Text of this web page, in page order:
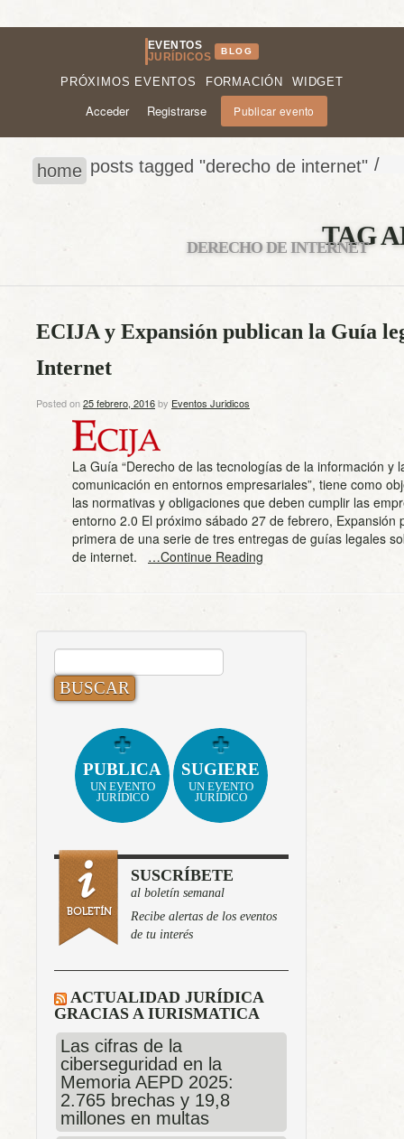
EVENTOS
JURÍDICOS
BLOG
PRÓXIMOS EVENTOS FORMACIÓN WIDGET
Acceder Registrarse Publicar evento
home /
posts tagged "derecho de internet"
TAG
DERECHO DE INTERNET
ECIJA y Expansión publican la Guía
Internet
Posted on25 febrero, 2016by Eventos Juridicos
La Guía “Derecho de las tecnologías de la información y
comunicación en entornos empresariales”, tiene como
las normativas y obligaciones que deben cumplir las
entorno 2.0 El próximo sábado 27 de febrero, Expansión
primera de una serie de tres entregas de guías legales
de internet. …Continue Reading
BUSCAR:
PUBLICA
UN EVENTO
JURÍDICO
SUGIERE
UN EVENTO
JURÍDICO
SUSCRÍBETE
al boletín semanal
Recibe alertas de los eventos
de tu interés
ACTUALIDAD JURÍDICA
GRACIAS A IURISMATICA
Las cifras de la
ciberseguridad en la
Memoria AEPD 2025:
2.765 brechas y 19,8
millones en multas